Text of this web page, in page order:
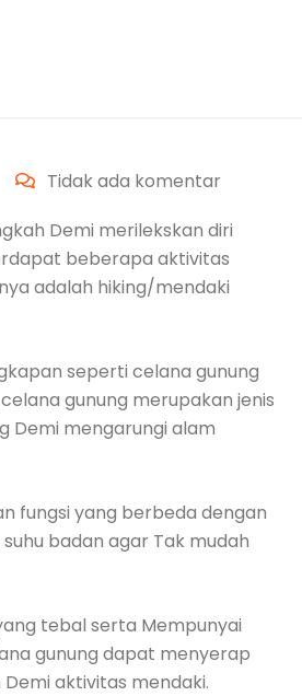
Tidak ada komentar
Demi merilekskan diri
beberapa aktivitas
adalah hiking/mendaki
seperti celana gunung
gunung merupakan jenis
Demi mengarungi alam
fungsi yang berbeda dengan
badan agar Tak mudah
tebal serta Mempunyai
gunung dapat menyerap
aktivitas mendaki.